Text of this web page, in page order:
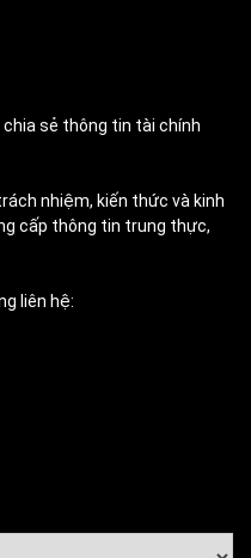
chia sẻ thông tin tài chính
nhiệm, kiến thức và kinh
cấp thông tin trung thực,
liên hệ: